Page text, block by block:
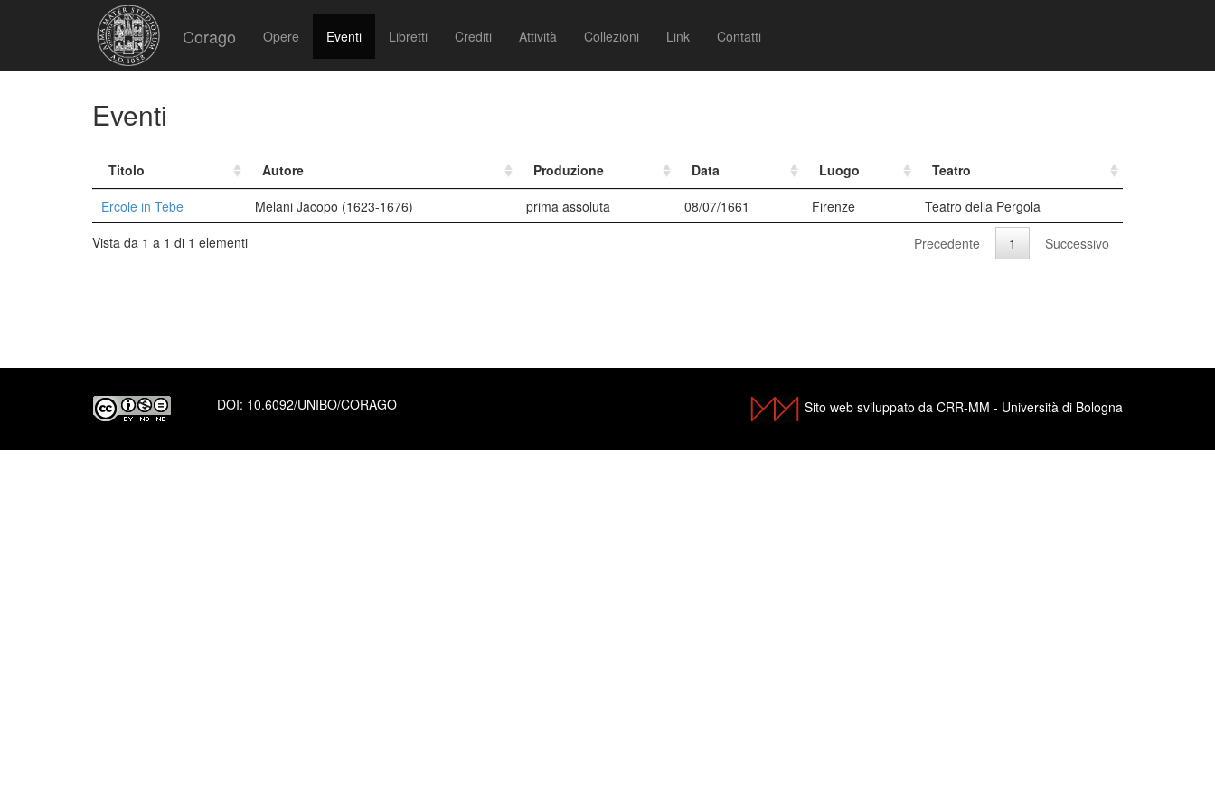
Corago Opere Eventi Libretti Crediti Attività Collezioni Link Contatti
Eventi
Titolo Autore Produzione Data Luogo
Teatro
Ercole in Tebe
Melani Jacopo (1623-1676) prima assoluta 08/07/1661 Firenze
Teatro della Pergola
Vista da 1 a 1 di 1 elementi
Precedente 1 Successivo
DOI: 10.6092/UNIBO/CORAGO Sito web sviluppato da CRR-MM - Università di Bologna